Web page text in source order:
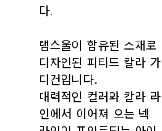
다.
램스울이 함유된 소재로
디자인된 피티드 칼라 가
디건입니다.
매력적인 컬러와 칼라 라
인에서 이어져 오는 넥